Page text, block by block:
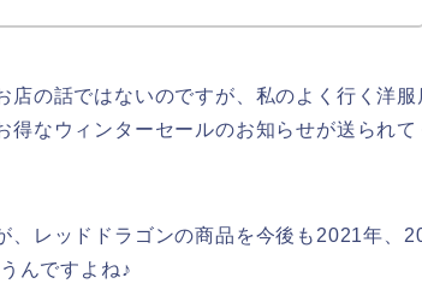
店の話ではないのですが、私のよく行く洋服
得なウィンターセールのお知らせが送られて
、レッドドラゴンの商品を今後も2021年、
んですよね♪